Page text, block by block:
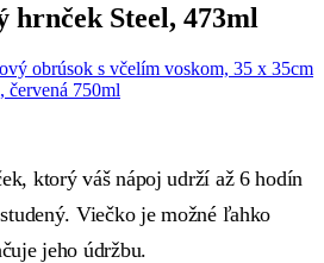
hrnček Steel, 473ml
obrúsok s včelím voskom, 35 x 35cm
červená 750ml
ktorý váš nápoj udrží až 6 hodín
Viečko je možné ľahko
jeho údržbu.